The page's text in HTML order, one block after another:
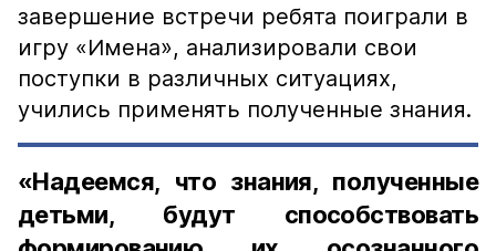
завершение встречи ребята поиграли в
игру «Имена», анализировали свои
поступки в различных ситуациях,
учились применять полученные знания.
«Надеемся, что знания, полученные
детьми, будут способствовать